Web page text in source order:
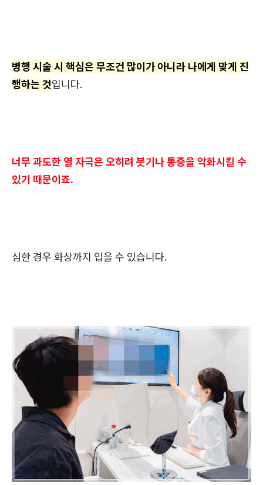
병행 시술 시 핵심은 무조건 많이가 아니라 나에게 맞게 진
행하는 것입니다.
너무 과도한 열 자극은 오히려 붓기나 통증을 악화시킬 수
있기 때문이죠.
심한 경우 화상까지 입을 수 있습니다.